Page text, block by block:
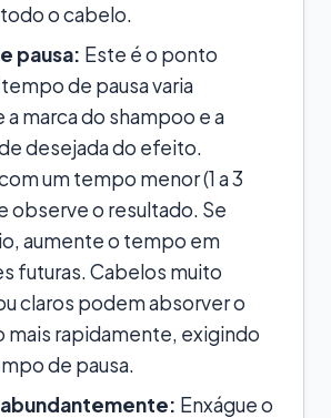
o cabelo.
pausa: Este é o ponto
de pausa varia
marca do shampoo e a
desejada do efeito.
um tempo menor (1 a 3
observe o resultado. Se
aumente o tempo em
futuras. Cabelos muito
claros podem absorver o
mais rapidamente, exigindo
de pausa.
abundantemente: Enxágue o